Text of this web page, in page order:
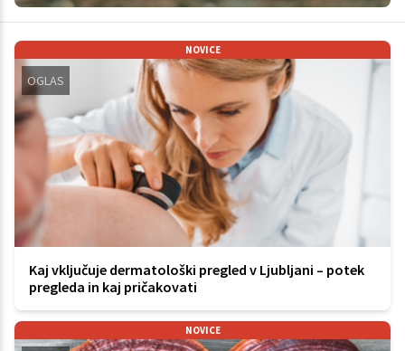
NOVICE
OGLAS
Kaj vključuje dermatološki pregled v Ljubljani – potek
pregleda in kaj pričakovati
NOVICE